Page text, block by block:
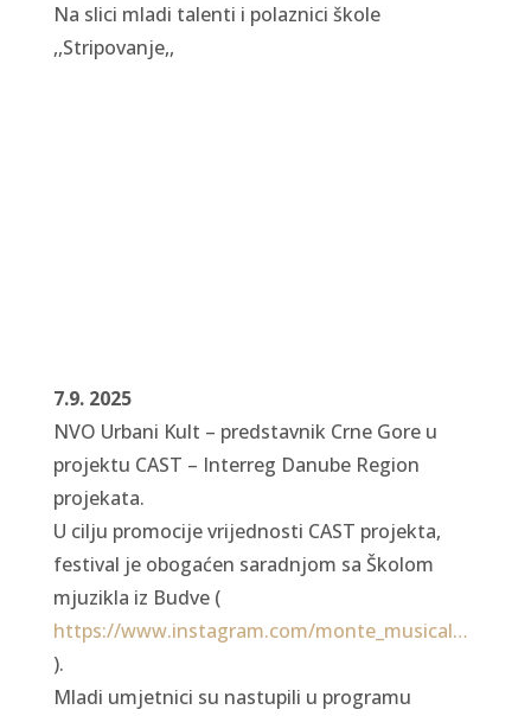
Na slici mladi talenti i polaznici škole
,,Stripovanje,,
7.9. 2025
NVO Urbani Kult – predstavnik Crne Gore u
projektu CAST – Interreg Danube Region
projekata.
U cilju promocije vrijednosti CAST projekta,
festival je obogaćen saradnjom sa Školom
mjuzikla iz Budve (
https://www.instagram.com/monte_musical…
).
Mladi umjetnici su nastupili u programu